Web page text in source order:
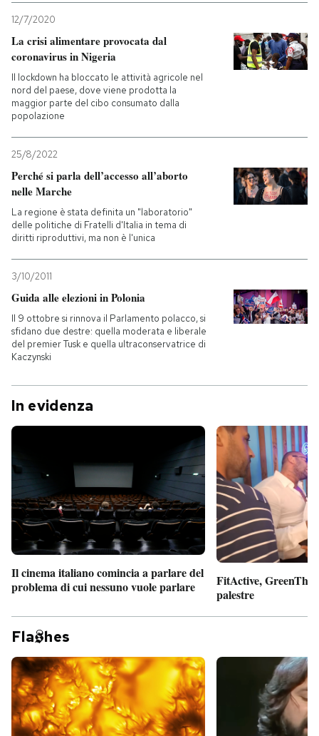
12/7/2020
La crisi alimentare provocata dal
coronavirus in Nigeria
Il lockdown ha bloccato le attività agricole nel
nord del paese, dove viene prodotta la
maggior parte del cibo consumato dalla
popolazione
25/8/2022
Perché si parla dell’accesso all’aborto
nelle Marche
La regione è stata definita un "laboratorio"
delle politiche di Fratelli d'Italia in tema di
diritti riproduttivi, ma non è l'unica
3/10/2011
Guida alle elezioni in Polonia
Il 9 ottobre si rinnova il Parlamento polacco, si
sfidano due destre: quella moderata e liberale
del premier Tusk e quella ultraconservatrice di
Kaczynski
In evidenza
Il cinema italiano comincia a parlare del
problema di cui nessuno vuole parlare
FitActive,
palestre
Fla hes